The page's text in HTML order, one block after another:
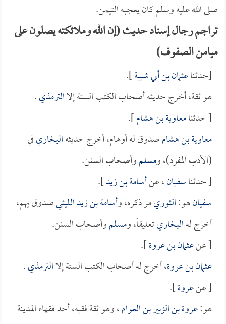
صلى الله عليه وسلم كان يعجبه التيمن.
تراجم رجال إسناد حديث (إن الله وملائكته يصلون على
ميامن الصفوف)
[حدثناعثمان بن أبي شيبة].
هو ثقة، أخرج حديثه أصحاب الكتب الستة إلاالترمذي.
[ حدثنامعاوية بن هشام].
معاوية بن هشامصدوق له أوهام، أخرج حديثهالبخاريفي
(الأدب المفرد)، ومسلموأصحاب السنن.
[ حدثناسفيان، عنأسامة بن زيد].
سفيانهو:الثوريمر ذكره، وأسامة بن زيد الليثيصدوق يهم،
أخرج لهالبخاريتعليقاً، ومسلموأصحاب السنن.
[ عنعثمان بن عروة].
عثمان بن عروة، أخرج له أصحاب الكتب الستة إلاالترمذي.
[ عنعروة].
هو:عروة بن الزبير بن العوام، وهو ثقة فقيه، أحد فقهاء المدينة